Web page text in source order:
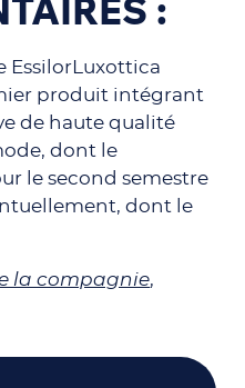
:
EssilorLuxottica
produit intégrant
de haute qualité
dont le
le second semestre
dont le
la compagnie,